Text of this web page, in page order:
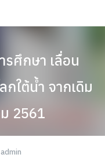
ศึกษา เลื่อน
กใต้น้ำ จากเดิม
2561
admin